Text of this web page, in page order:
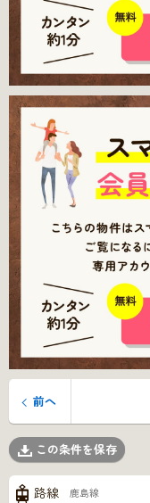
前へ
この条件を保存
路線 鹿島線